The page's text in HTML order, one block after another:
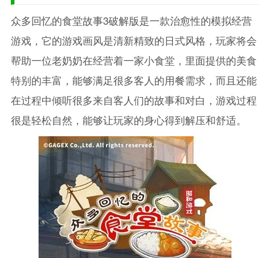
众多回忆的食堂故事3破解版是一款治愈性的模拟经营
游戏，它的游戏画风是清新精致的日式风格，玩家将会
帮助一位老奶奶在经营着一家小食堂，里面提供的美食
特别的丰富，能够满足很多客人的用餐需求，而且还能
在过程中倾听很多来自客人们的故事和对白，游戏过程
很是轻松自然，能够让玩家的身心得到解压和舒适。